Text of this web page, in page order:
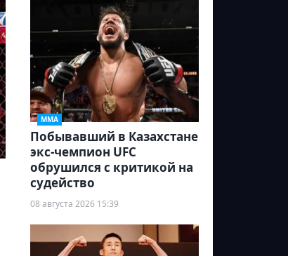
ММА
Побывавший в Казахстане
экс-чемпион UFC
обрушился с критикой на
судейство
08 августа 2026 15:39